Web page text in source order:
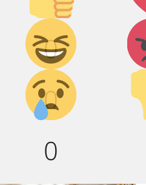
0
Дикий
смех!
0
Грусть :(
0